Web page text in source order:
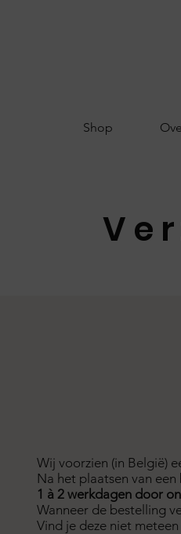
Shop
Wij voorzien (in België)
Na het plaatsen van
1 à 2 werkdagen door
Wanneer de bestelling
Vind je deze niet